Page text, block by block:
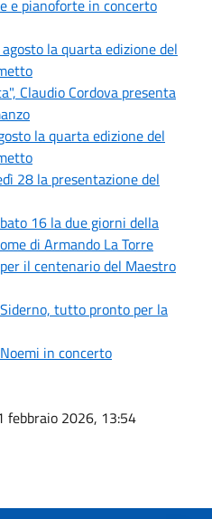
e pianoforte in concerto
la quarta edizione del
Claudio Cordova presenta
la quarta edizione del
28 la presentazione del
16 la due giorni della
di Armando La Torre
il centenario del Maestro
tutto pronto per la
in concerto
febbraio 2026, 13:54